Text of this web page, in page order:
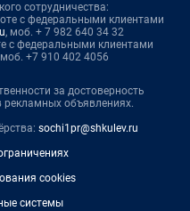
сотрудничества:
с федеральными клиентами
, моб. + 7 982 640 34 32
с федеральными клиентами
+7 910 402 4056
за достоверность
объявлениях.
sochi1pr@shkulev.ru
cookies
системы